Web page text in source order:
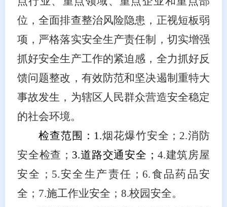
位，全面排查整治风险隐患，正视短板弱
项，严格落实安全生产责任制，切实增强
抓好安全生产工作的紧迫感，全力抓好反
馈问题整改，有效防范和坚决遏制重特大
事故发生，为辖区人民群众营造安全稳定
的社会环境。
检查范围： 1.烟花爆竹安全； 2.消防
安全检查； 3.道路交通安全； 4.建筑房屋
安全； 5.安全生产责任； 6.食品药品安
全； 7.施工作业安全； 8.校园安全。